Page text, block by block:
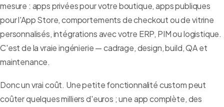
mesure : apps privées pour votre boutique, apps publiques
pour l'App Store, comportements de checkout ou de vitrine
personnalisés, intégrations avec votre ERP, PIM ou logistique.
C'est de la vraie ingénierie — cadrage, design, build, QA et
maintenance.
Donc un vrai coût. Une petite fonctionnalité custom peut
coûter quelques milliers d'euros ; une app complète, des